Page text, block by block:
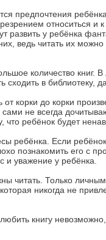
относиться и
развить у ребёнка
ведь читать их
количество
сходить в библиотеку,
от корки до корки
не всегда
ребёнок будет
ребёнка. Если
познакомить его с
и уважение у ребёнка.
читать. Только
никогда не
книгу